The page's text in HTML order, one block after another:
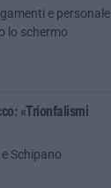
e personale
lo schermo
«Trionfalismi
Schipano